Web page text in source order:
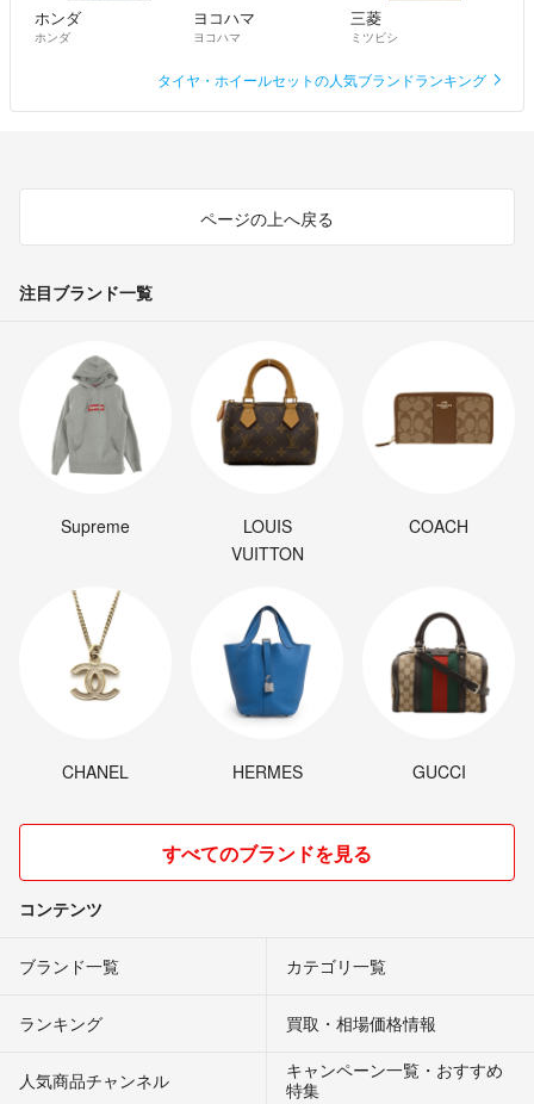
ホンダ
ホンダ
ヨコハマ
ヨコハマ
三菱
ミツビシ
タイヤ・ホイールセットの人気ブランドランキング
ページの上へ戻る
注目ブランド一覧
Supreme
LOUIS
VUITTON
COACH
CHANEL HERMES GUCCI
すべてのブランドを見る
コンテンツ
ブランド一覧 カテゴリ一覧
ランキング 買取・相場価格情報
人気商品チャンネル
キャンペーン一覧・おすすめ
特集